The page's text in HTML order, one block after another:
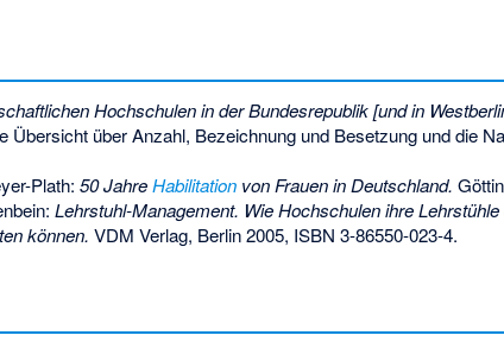
Hochschulen in der Bundesrepublik [und in
Übersicht über Anzahl, Bezeichnung und Besetzung und die
Plath: 50 JahreHabilitationvon Frauen in Deutschland.
Lehrstuhl-Management. Wie Hochschulen ihre
können. VDM Verlag, Berlin 2005, ISBN 3-86550-023-4.